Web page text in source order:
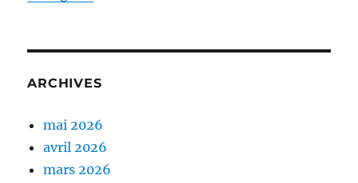
ARCHIVES
mai 2026
avril 2026
mars 2026